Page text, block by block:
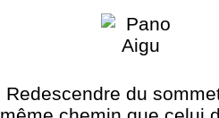
Redescendre du